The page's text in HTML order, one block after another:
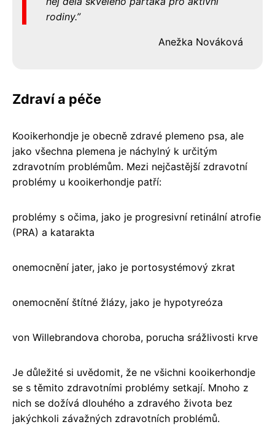
rodiny.
Anežka Nováková
Zdraví a péče
Kooikerhondje je obecně zdravé plemeno psa, ale
jako všechna plemena je náchylný k určitým
zdravotním problémům. Mezi nejčastější zdravotní
problémy u kooikerhondje patří:
problémy s očima, jako je progresivní retinální atrofie
(PRA) a katarakta
onemocnění jater, jako je portosystémový zkrat
onemocnění štítné žlázy, jako je hypotyreóza
von Willebrandova choroba, porucha srážlivosti krve
Je důležité si uvědomit, že ne všichni kooikerhondje
se s těmito zdravotními problémy setkají. Mnoho z
nich se dožívá dlouhého a zdravého života bez
jakýchkoli závažných zdravotních problémů.